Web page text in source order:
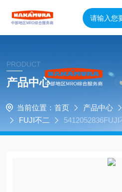
PRODUCT
产品中心
当前位置： 首页 产品中心
FUJI不二
平砂轮的直磨机